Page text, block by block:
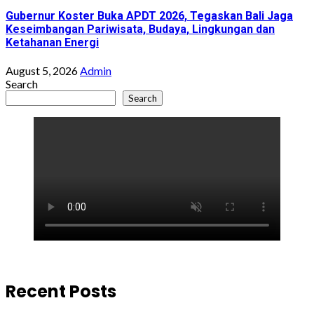
Gubernur Koster Buka APDT 2026, Tegaskan Bali Jaga
Keseimbangan Pariwisata, Budaya, Lingkungan dan
Ketahanan Energi
August 5, 2026Admin
Search
Search
Recent Posts